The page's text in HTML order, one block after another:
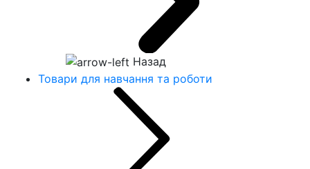
Назад
Товари для навчання та роботи